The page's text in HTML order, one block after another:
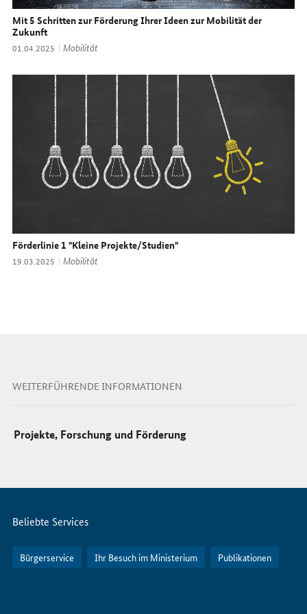
Mit 5 Schritten zur Förderung Ihrer Ideen zur Mobilität der
Zukunft
Datum:
01.04.2025 Thema:
Mobilität
Förderlinie 1 "Kleine Projekte/Studien"
Datum:
19.03.2025 Thema:
Mobilität
WEITERFÜHRENDE INFORMATIONEN
Projekte, Forschung und Förderung
Servicemenü
Beliebte Services
Bürgerservice Ihr Besuch im Ministerium Publikationen